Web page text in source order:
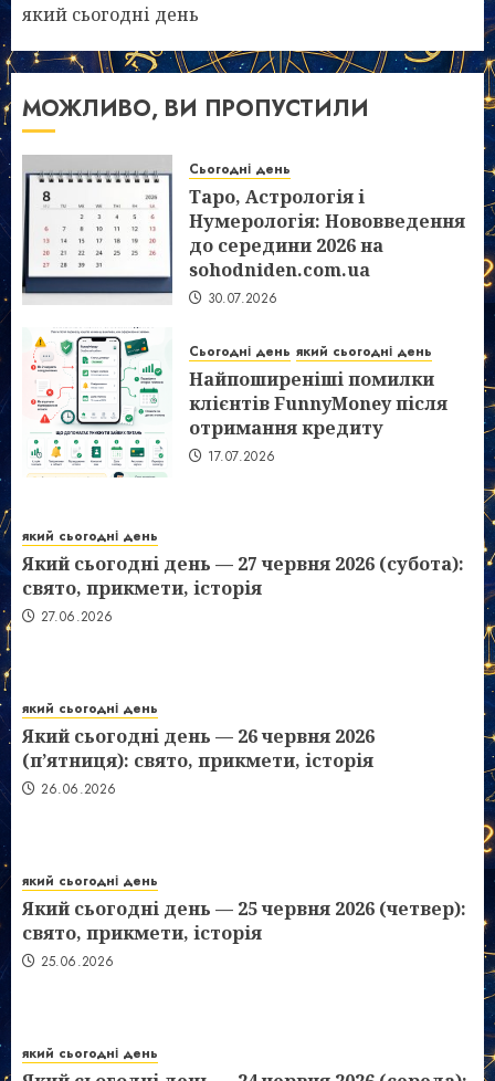
який сьогодні день
МОЖЛИВО, ВИ ПРОПУСТИЛИ
Сьогодні день
Таро, Астрологія і
Нумерологія: Нововведення
до середини 2026 на
sohodniden.com.ua
30.07.2026
Сьогодні день який сьогодні день
Найпоширеніші помилки
клієнтів FunnyMoney після
отримання кредиту
17.07.2026
який сьогодні день
Який сьогодні день — 27 червня 2026 (субота):
свято, прикмети, історія
27.06.2026
який сьогодні день
Який сьогодні день — 26 червня 2026
(п’ятниця): свято, прикмети, історія
26.06.2026
який сьогодні день
Який сьогодні день — 25 червня 2026 (четвер):
свято, прикмети, історія
25.06.2026
який сьогодні день